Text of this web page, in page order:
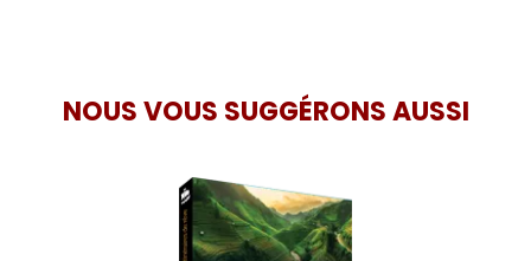
NOUS VOUS SUGGÉRONS AUSSI